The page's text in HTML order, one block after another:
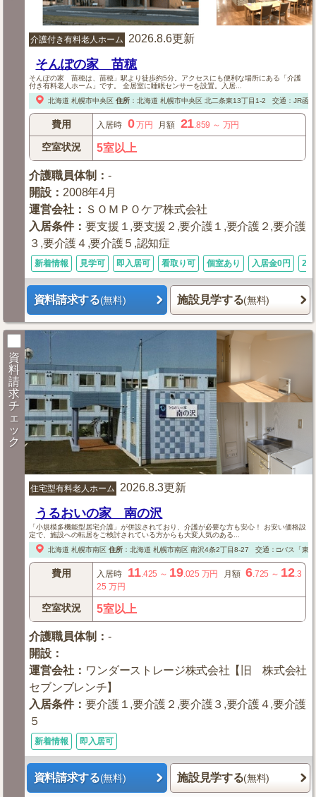
介護付き有料老人ホーム 2026.8.6更新
そんぽの家 苗穂
そんぽの家 苗穂は、苗穂」駅より徒歩約5分。アクセスにも便利な場所にある「介護
付き有料老人ホーム」です。 全居室に睡眠センサーを設置。入居...
北海道 札幌市中央区 住所： 北海道 札幌市中央区 北二条東13丁目1-2 交通：JR函
費用 入居時 0万円 月額 21.859 ～ 万円
空室状況 5室以上
介護職員体制 ：-
開設 ：2008年4月
運営会社 ： ＳＯＭＰＯケア株式会社
入居条件：要支援１,要支援２,要介護１,要介護２,要介護
３,要介護４,要介護５,認知症
新着情報 見学可 即入居可 看取り可 個室あり 入居金0円
資料請求する(無料) 施設見学する(無料)
資
料
請
求
チ
ェ
ッ
ク
住宅型有料老人ホーム 2026.8.3更新
うるおいの家 南の沢
「小規模多機能型居宅介護」が併設されており、介護が必要な方も安心！ お安い価格設
定で、施設への転居をご検討されている方からも大変人気のある...
北海道 札幌市南区 住所： 北海道 札幌市南区南沢4条2丁目8-27 交通：□バス「東
費用 入居時 11 .425 ～ 19.025 万円 月額 6 .725 ～ 12.3
25 万円
空室状況 5室以上
介護職員体制 ：-
開設 ：
運営会社 ： ワンダーストレージ株式会社【旧 株式会社
セブンブレンチ】
入居条件：要介護１,要介護２,要介護３,要介護４,要介護
５
新着情報 即入居可
資料請求する(無料) 施設見学する(無料)